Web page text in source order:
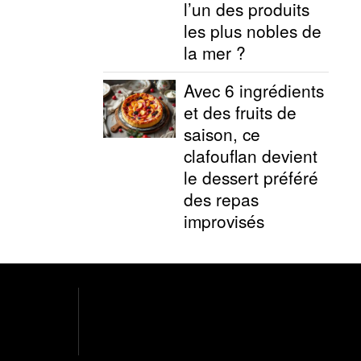
l’un des produits
les plus nobles de
la mer ?
Avec 6 ingrédients
et des fruits de
saison, ce
clafouflan devient
le dessert préféré
des repas
improvisés